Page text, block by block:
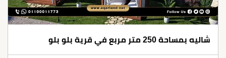
شاليه بمساحة 250 متر مربع في قرية بلو بلو